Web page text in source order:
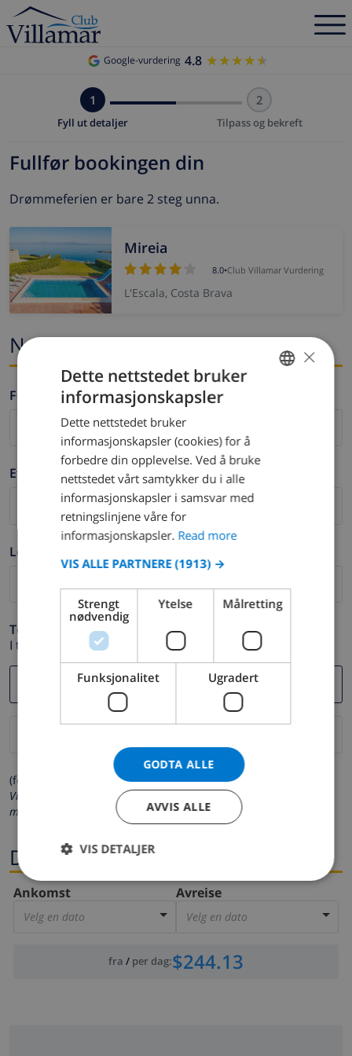
Google-vurdering 4.8 ★★★★★
★★★★★
1
Fyll ut detaljer
2
Tilpass og bekreft
Fullfør bookingen din
Drømmeferien er bare 2 steg unna.
Mireia
8.0•Club Villamar Vurdering
L'Escala, Costa Brava
Navn og e-post
Fornavn *
Etternavn *
Logg ut *
Telefon *
I tilfelle din e-postadresse ikke fungerer.
(felter merket med * må fylles ut)
Vi respekterer ditt personvern. Dine personalia vil aldri bli delt
med andre.
Datoer
Ankomst
Velg en dato
Avreise
Velg en dato
fra / per dag:$244.13
SPANISH
GERMAN
CATALAN
NORWEGIAN
×
Dette nettstedet bruker
informasjonskapsler
Dette nettstedet bruker
informasjonskapsler (cookies) for å
forbedre din opplevelse. Ved å bruke
nettstedet vårt samtykker du i alle
informasjonskapsler i samsvar med
retningslinjene våre for
informasjonskapsler. Read more
VIS ALLE PARTNERE (1913) →
Strengt
nødvendig
Ytelse Målretting
Funksjonalitet Ugradert
GODTA ALLE
AVVIS ALLE
VIS DETALJER